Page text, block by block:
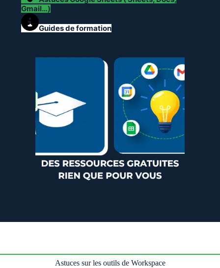
Gmail…)
Guides de formation
Astuces sur les outils de Workspace